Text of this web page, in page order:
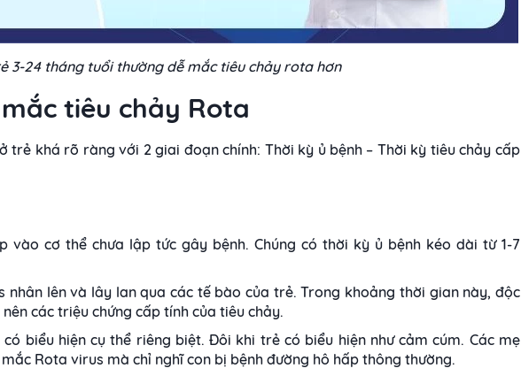
3-24 tháng tuổi thường dễ mắc tiêu chảy rota hơn
tiêu chảy Rota
trẻ khá rõ ràng với 2 giai đoạn chính: Thời kỳ ủ bệnh – Thời kỳ tiêu chảy cấp
vào cơ thể chưa lập tức gây bệnh. Chúng có thời kỳ ủ bệnh kéo dài từ 1-7
lên và lây lan qua các tế bào của trẻ. Trong khoảng thời gian này, độc
các triệu chứng cấp tính của tiêu chảy.
biểu hiện cụ thể riêng biệt. Đôi khi trẻ có biểu hiện như cảm cúm. Các mẹ
Rota virus mà chỉ nghĩ con bị bệnh đường hô hấp thông thường.